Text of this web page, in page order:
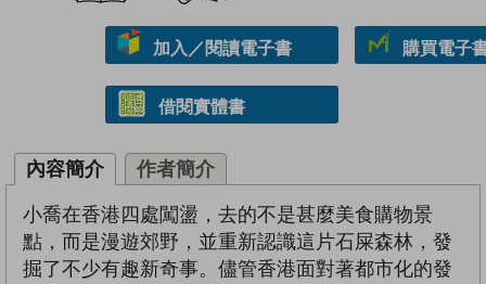
加入／閱讀電子書 購買電子
借閱實體書
內容簡介 作者簡介
小喬在香港四處闖盪，去的不是甚麼美食購物景
點，而是漫遊郊野，並重新認識這片石屎森林，發
掘了不少有趣新奇事。儘管香港面對著都市化的發